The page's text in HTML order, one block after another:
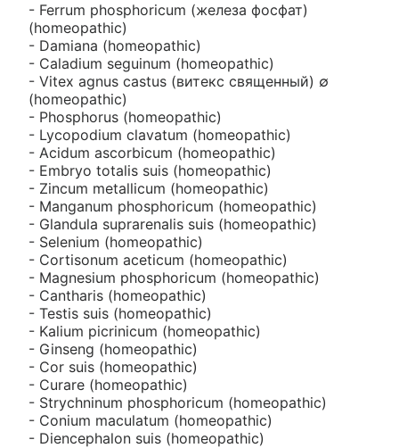
- Ferrum phosphoricum (железа фосфат)
(homeopathic)
- Damiana (homeopathic)
- Caladium seguinum (homeopathic)
- Vitex agnus сastus (витекс священный) ∅
(homeopathic)
- Phosphorus (homeopathic)
- Lyсopodium сlavatum (homeopathic)
- Acidum ascorbicum (homeopathic)
- Embryo totalis suis (homeopathic)
- Zincum metallicum (homeopathic)
- Manganum phosphoricum (homeopathic)
- Glandula suprarenalis suis (homeopathic)
- Selenium (homeopathic)
- Cortisonum aceticum (homeopathic)
- Magnesium phosphoriсum (homeopathic)
- Cantharis (homeopathic)
- Testis suis (homeopathic)
- Kalium picrinicum (homeopathic)
- Ginseng (homeopathic)
- Cor suis (homeopathic)
- Curare (homeopathic)
- Strychninum phosphoricum (homeopathic)
- Conium maculatum (homeopathic)
- Diencephalon suis (homeopathic)